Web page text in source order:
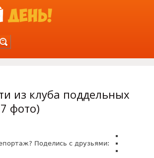
из клуба поддельных
фото)
Поделись с друзьями: